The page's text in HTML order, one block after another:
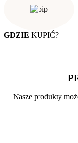
GDZIE KUPIĆ?
Nasze produkty